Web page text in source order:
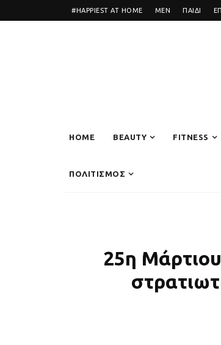
#HAPPIEST AT HOME MEN ΠΑΙΔΙ
HOME BEAUTY FITNESS
ΠΟΛΙΤΙΣΜΟΣ
25η